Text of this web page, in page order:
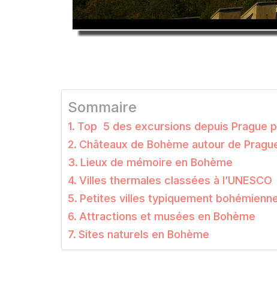
Sommaire
Top 5 des excursions depuis Prague
Châteaux de Bohème autour de
Lieux de mémoire en Bohème
Villes thermales classées à l’UNESCO
Petites villes typiquement
Attractions et musées en Bohème
Sites naturels en Bohème